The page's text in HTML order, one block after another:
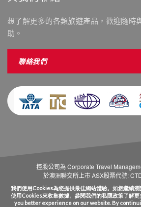
想了解更多的各類旅遊產品，歡迎隨時
助。
聯絡我們
控股公司為 Corporate Travel
於澳洲聯交所上市 ASX股票代號:
Copyright © Westminstertravel.com 西敏